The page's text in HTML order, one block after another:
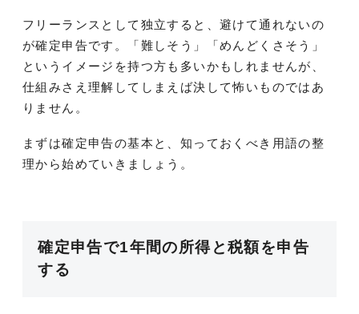
フリーランスとして独立すると、避けて通れないの
が確定申告です。「難しそう」「めんどくさそう」
というイメージを持つ方も多いかもしれませんが、
仕組みさえ理解してしまえば決して怖いものではあ
りません。
まずは確定申告の基本と、知っておくべき用語の整
理から始めていきましょう。
確定申告で1年間の所得と税額を申告
する